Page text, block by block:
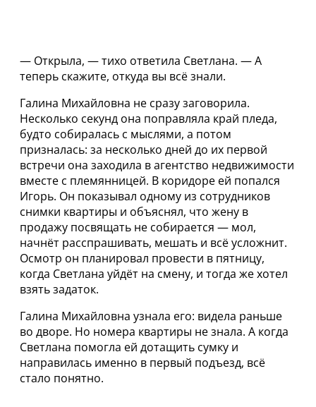
— Открыла, — тихо ответила Светлана. — А
теперь скажите, откуда вы всё знали.
Галина Михайловна не сразу заговорила.
Несколько секунд она поправляла край пледа,
будто собиралась с мыслями, а потом
призналась: за несколько дней до их первой
встречи она заходила в агентство недвижимости
вместе с племянницей. В коридоре ей попался
Игорь. Он показывал одному из сотрудников
снимки квартиры и объяснял, что жену в
продажу посвящать не собирается — мол,
начнёт расспрашивать, мешать и всё усложнит.
Осмотр он планировал провести в пятницу,
когда Светлана уйдёт на смену, и тогда же хотел
взять задаток.
Галина Михайловна узнала его: видела раньше
во дворе. Но номера квартиры не знала. А когда
Светлана помогла ей дотащить сумку и
направилась именно в первый подъезд, всё
стало понятно.